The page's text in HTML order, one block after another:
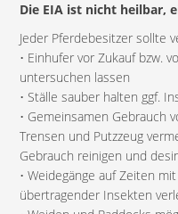
Die EIA ist nicht heilbar,
Jeder Pferdebesitzer sollte
• Einhufer vor Zukauf bzw.
untersuchen lassen
• Ställe sauber halten ggf.
• Gemeinsamen Gebrauch
Trensen und Putzzeug
Gebrauch reinigen und
• Weidegänge auf Zeiten
übertragender Insekten